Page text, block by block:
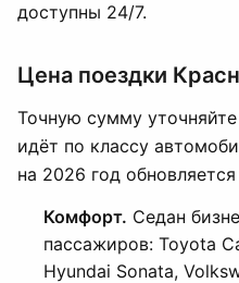
доступны 24/7.
Цена поездки
Точную сумму
идёт по классу
на 2026 год
Комфорт. Седан
пассажиров: Toyota
Hyundai Sonata,